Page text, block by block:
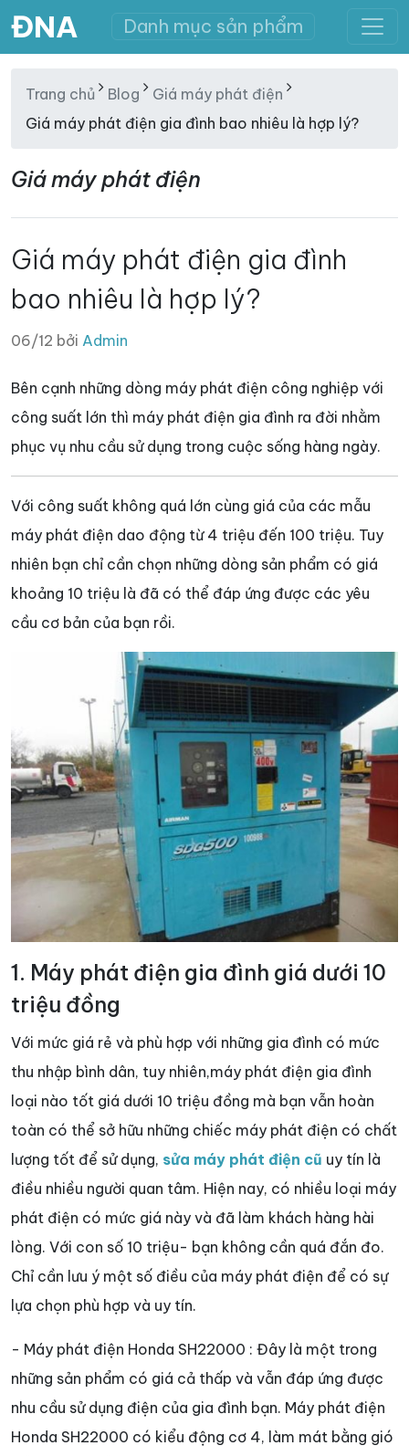
ĐNA Danh mục sản phẩm
Trang chủ Blog
Giá máy phát điện
Giá máy phát điện gia đình bao nhiêu là hợp lý?
Giá máy phát điện
Giá máy phát điện gia đình
bao nhiêu là hợp lý?
06/12 bởi Admin
Bên cạnh những dòng máy phát điện công nghiệp với
công suất lớn thì máy phát điện gia đình ra đời nhằm
phục vụ nhu cầu sử dụng trong cuộc sống hàng ngày.
Với công suất không quá lớn cùng giá của các mẫu
máy phát điện dao động từ 4 triệu đến 100 triệu. Tuy
nhiên bạn chỉ cần chọn những dòng sản phẩm có giá
khoảng 10 triệu là đã có thể đáp ứng được các yêu
cầu cơ bản của bạn rồi.
1. Máy phát điện gia đình giá dưới 10
triệu đồng
Với mức giá rẻ và phù hợp với những gia đình có mức
thu nhập bình dân, tuy nhiên,máy phát điện gia đình
loại nào tốt giá dưới 10 triệu đồng mà bạn vẫn hoàn
toàn có thể sở hữu những chiếc máy phát điện có chất
lượng tốt để sử dụng, sửa máy phát điện cũ uy tín là
điều nhiều người quan tâm. Hiện nay, có nhiều loại máy
phát điện có mức giá này và đã làm khách hàng hài
lòng. Với con số 10 triệu- bạn không cần quá đắn đo.
Chỉ cần lưu ý một số điều của máy phát điện để có sự
lựa chọn phù hợp và uy tín.
- Máy phát điện Honda SH22000 : Đây là một trong
những sản phẩm có giá cả thấp và vẫn đáp ứng được
nhu cầu sử dụng điện của gia đình bạn. Máy phát điện
Honda SH22000 có kiểu động cơ 4, làm mát bằng gió